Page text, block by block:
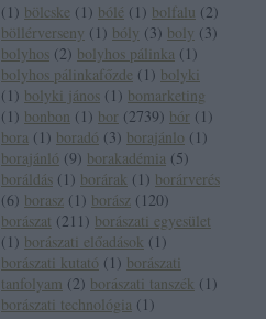
( 1 ) bölcske ( 1 ) bólé ( 1 ) bolfalu (2)
böllérverseny ( 1 ) bóly (3) boly (3)
bolyhos (2) bolyhos pálinka ( 1 )
bolyhos pálinkafőzde ( 1 ) bolyki
( 1 ) bolyki jános ( 1 ) bomarketing
( 1 ) bonbon ( 1 ) bor (2739) bór ( 1 )
bora ( 1 ) boradó (3) borajánlo ( 1 )
borajánló (9) borakadémia (5)
boráldás ( 1 ) borárak ( 1 ) borárverés
(6) borasz ( 1 ) borász ( 120)
borászat (211 ) borászati egyesület
( 1 ) borászati előadások ( 1 )
borászati kutató ( 1 ) borászati
tanfolyam (2) borászati tanszék ( 1 )
borászati technológia ( 1 )